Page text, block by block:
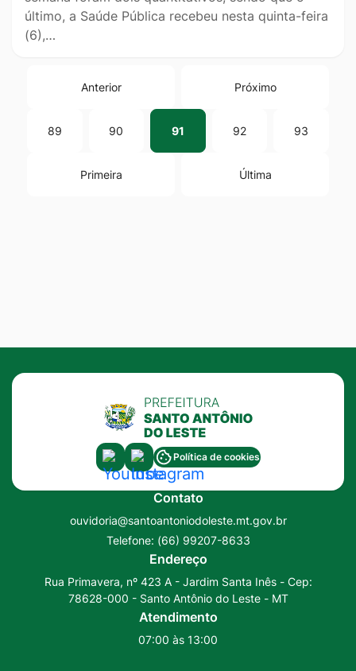
último, a Saúde Pública recebeu nesta quinta-feira
(6),…
Primeira
Anterior
89 90 91 92 93
Próximo
Última
Acessar
a
Social
Youtube
Acessar
a
Rede
Social
Instagram
Política de cookies
Contato
ouvidoria@santoantoniodoleste.mt.gov.br
Telefone: (66) 99207-8633
Endereço
Rua Primavera, nº 423 A - Jardim Santa Inês - Cep:
78628-000 - Santo Antônio do Leste - MT
Atendimento
07:00 às 13:00